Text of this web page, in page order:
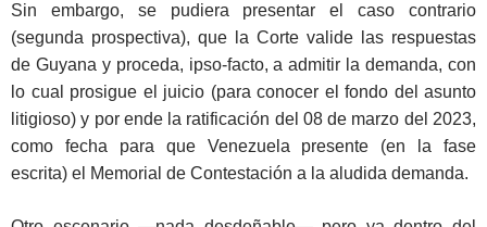
Sin embargo, se pudiera presentar el caso contrario
(segunda prospectiva), que la Corte valide las respuestas
de Guyana y proceda, ipso-facto, a admitir la demanda, con
lo cual prosigue el juicio (para conocer el fondo del asunto
litigioso) y por ende la ratificación del 08 de marzo del 2023,
como fecha para que Venezuela presente (en la fase
escrita) el Memorial de Contestación a la aludida demanda.